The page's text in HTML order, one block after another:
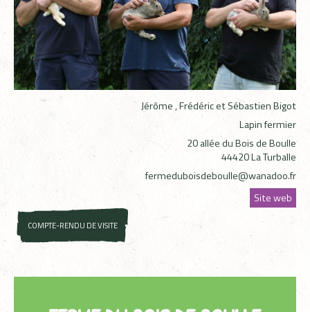
Jérôme , Frédéric et Sébastien Bigot
Lapin fermier
20 allée du Bois de Boulle
44420 La Turballe
fermeduboisdeboulle@wanadoo.fr
Site web
COMPTE-RENDU DE VISITE